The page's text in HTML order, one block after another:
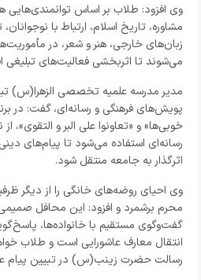
وی افزود: طلاب بر اساس توانمندی‌هایی
مشاوره، تاریخ اسلام، ارتباط با
زبان‌های خارجی، هنر و شعر، در
می‌شوند تا اثربخشی فعالیت‌های تبلیغی
مدیر مدرسه علمیه تخصصی الزهرا(س)
پویش‌های فرهنگی و رسانه‌ای، گفت: در
خوبی‌ها» و «تعاونوا علی البر و التقوی»،
رسانه‌ای استفاده می‌شود تا پیام‌های
اثرگذار به جامعه منتقل شود.
وی احیای روضه‌های خانگی را از دیگر
محرم برشمرد و افزود: این محافل
گفت‌وگوی مستقیم با خانواده‌ها،
انتقال معارف عاشورایی است و طلاب
رسالت حضرت زینب(س) در تبیین پیام